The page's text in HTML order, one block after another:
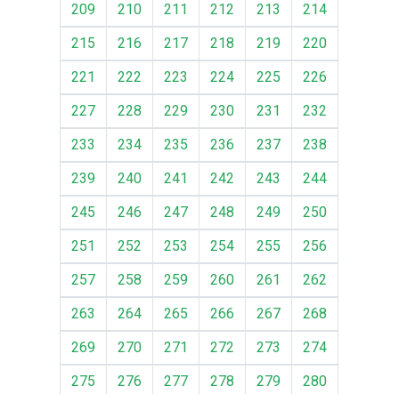
209
210 211 212 213
214
215
216 217 218 219
220
221
222 223 224 225
226
227
228 229 230 231
232
233
234 235 236 237
238
239
240 241 242 243
244
245
246 247 248 249
250
251
252 253 254 255
256
257
258 259 260 261
262
263
264 265 266 267
268
269
270 271 272 273
274
275
276 277 278 279
280